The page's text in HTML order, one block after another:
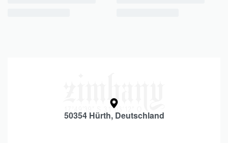
50354 Hürth, Deutschland